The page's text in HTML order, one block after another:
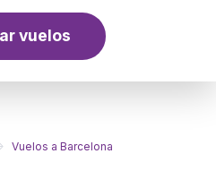
vuelos
Vuelos a Barcelona